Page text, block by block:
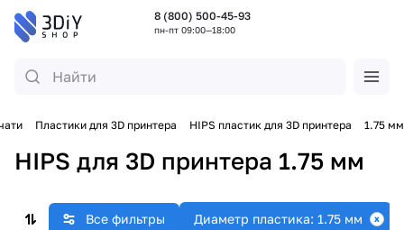
8 (800) 500-45-93
пн-пт 09:00—18:00
Пластики для 3D принтера HIPS пластик для 3D принтера 1.75 мм
HIPS для 3D принтера 1.75 мм
Все фильтры Диаметр пластика: 1.75 мм